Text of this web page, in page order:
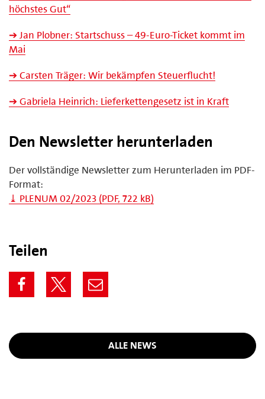
höchstes Gut“
➔ Jan Plobner: Startschuss – 49-Euro-Ticket kommt im
Mai
➔ Carsten Träger: Wir bekämpfen Steuerflucht!
➔ Gabriela Heinrich: Lieferkettengesetz ist in Kraft
Den Newsletter herunterladen
Der vollständige Newsletter zum Herunterladen im PDF-
Format:
⤓ PLENUM 02/2023 (PDF, 722 kB)
Teilen
ALLE NEWS